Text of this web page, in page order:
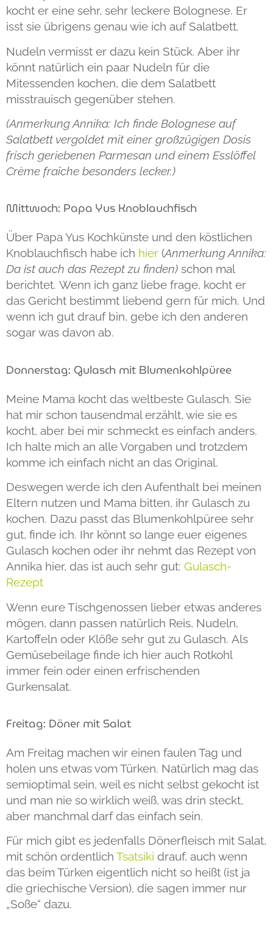
kocht er eine sehr, sehr leckere Bolognese. Er
isst sie übrigens genau wie ich auf Salatbett.
Nudeln vermisst er dazu kein Stück. Aber ihr
könnt natürlich ein paar Nudeln für die
Mitessenden kochen, die dem Salatbett
misstrauisch gegenüber stehen.
(Anmerkung Annika: Ich finde Bolognese auf
Salatbett vergoldet mit einer großzügigen Dosis
frisch geriebenen Parmesan und einem Esslöffel
Crème fraîche besonders lecker.)
Mittwoch: Papa Yus Knoblauchfisch
Über Papa Yus Kochkünste und den köstlichen
Knoblauchfisch habe ich hier (Anmerkung Annika:
Da ist auch das Rezept zu finden) schon mal
berichtet. Wenn ich ganz liebe frage, kocht er
das Gericht bestimmt liebend gern für mich. Und
wenn ich gut drauf bin, gebe ich den anderen
sogar was davon ab.
Donnerstag: Gulasch mit Blumenkohlpüree
Meine Mama kocht das weltbeste Gulasch. Sie
hat mir schon tausendmal erzählt, wie sie es
kocht, aber bei mir schmeckt es einfach anders.
Ich halte mich an alle Vorgaben und trotzdem
komme ich einfach nicht an das Original.
Deswegen werde ich den Aufenthalt bei meinen
Eltern nutzen und Mama bitten, ihr Gulasch zu
kochen. Dazu passt das Blumenkohlpüree sehr
gut, finde ich. Ihr könnt so lange euer eigenes
Gulasch kochen oder ihr nehmt das Rezept von
Annika hier, das ist auch sehr gut: Gulasch-
Rezept
Wenn eure Tischgenossen lieber etwas anderes
mögen, dann passen natürlich Reis, Nudeln,
Kartoffeln oder Klöße sehr gut zu Gulasch. Als
Gemüsebeilage finde ich hier auch Rotkohl
immer fein oder einen erfrischenden
Gurkensalat.
Freitag: Döner mit Salat
Am Freitag machen wir einen faulen Tag und
holen uns etwas vom Türken. Natürlich mag das
semioptimal sein, weil es nicht selbst gekocht ist
und man nie so wirklich weiß, was drin steckt,
aber manchmal darf das einfach sein.
Für mich gibt es jedenfalls Dönerfleisch mit Salat,
mit schön ordentlich Tsatsiki drauf, auch wenn
das beim Türken eigentlich nicht so heißt (ist ja
die griechische Version), die sagen immer nur
„Soße“ dazu.